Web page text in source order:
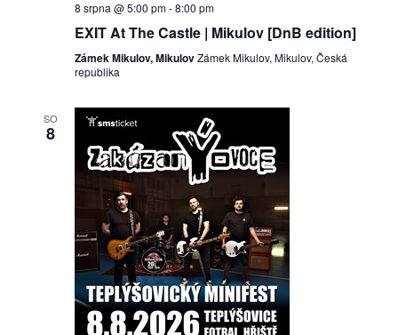
8 srpna @ 5:00 pm-8:00 pm
EXIT At The Castle | Mikulov [DnB edition]
Zámek Mikulov, MikulovZámek Mikulov, Mikulov, Česká
republika
SO
8